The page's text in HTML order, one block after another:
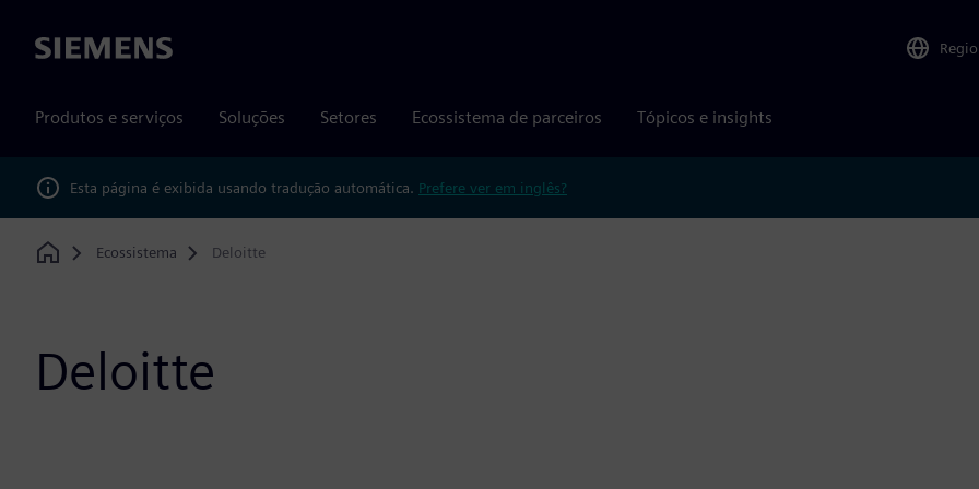
Siemens
Produtos e serviços Soluções Setores Ecossistema de parceiros Tópicos e insights
Esta página é exibida usando tradução automática. Prefere ver em inglês?
Home
Ecossistema Deloitte
Deloitte